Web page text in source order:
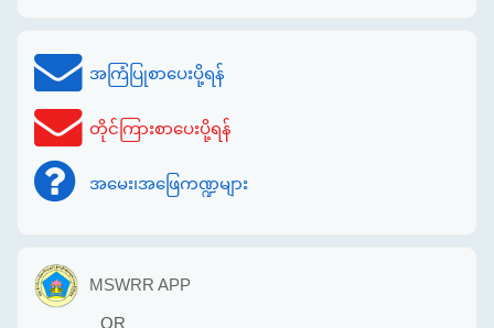
အကြံပြုစာပေးပို့ရန်
တိုင်ကြားစာပေးပို့ရန်
အမေး၊အဖြေကဏ္ဍများ
MSWRR APP
OR